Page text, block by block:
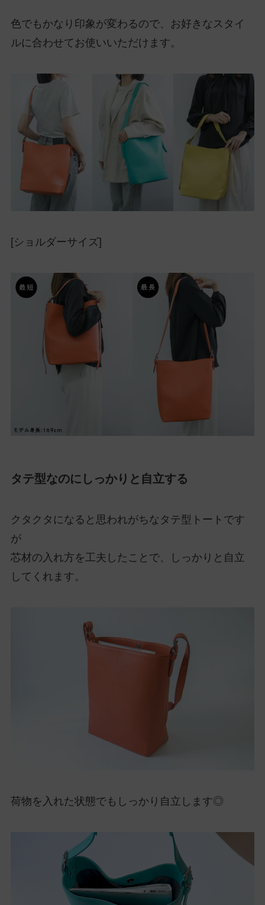
色でもかなり印象が変わるので、お好きなスタイ
ルに合わせてお使いいただけます。
[ショルダーサイズ]
タテ型なのにしっかりと自立する
クタクタになると思われがちなタテ型トートです
が
芯材の入れ方を工夫したことで、しっかりと自立
してくれます。
荷物を入れた状態でもしっかり自立します◎